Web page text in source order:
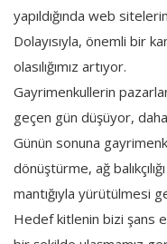
yapıldığında web
Dolayısıyla, önemli bir
olasılığımız artıyor.
Gayrimenkullerin
geçen gün düşüyor,
Günün sonuna
dönüştürme, ağ
mantığıyla yürütülmesi
Hedef kitlenin bizi şans